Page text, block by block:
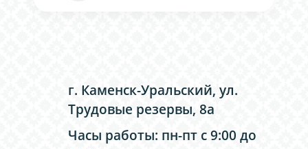
г. Каменск-Уральский, ул.
Трудовые резервы, 8а
Часы работы: пн-пт с 9:00 до